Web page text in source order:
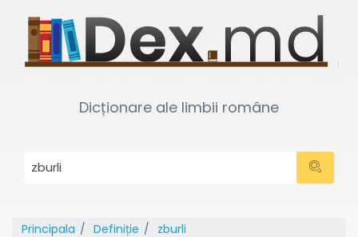
Dicționare ale limbii române
Principala Definiție zburli